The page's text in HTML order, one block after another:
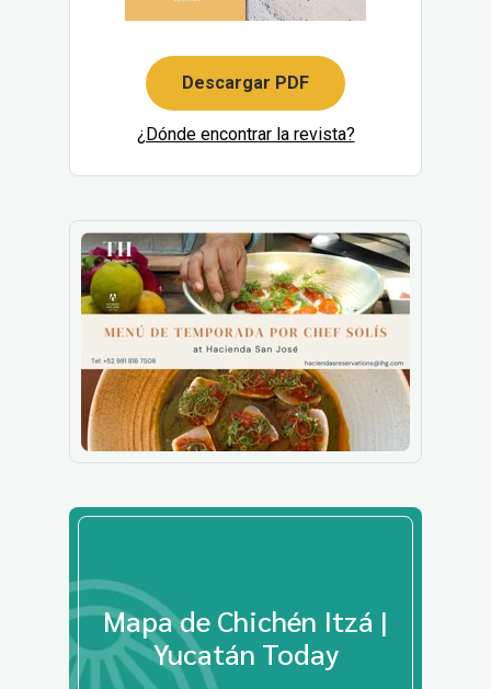
Descargar PDF
¿Dónde encontrar la revista?
Mapa de Chichén Itzá |
Yucatán Today